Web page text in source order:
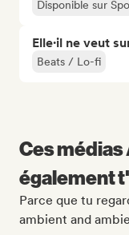
Disponible sur
Elle·il ne veut
Beats / Lo-fi
Ces
également
Parce que tu
ambient and